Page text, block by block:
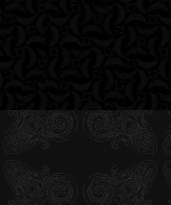
「LIVE ACT 青の祓
ました！
【舞台】アフタート